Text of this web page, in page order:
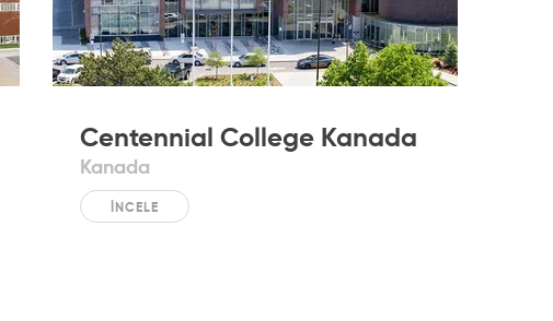
Centennial College Kanada
Kanada
İNCELE